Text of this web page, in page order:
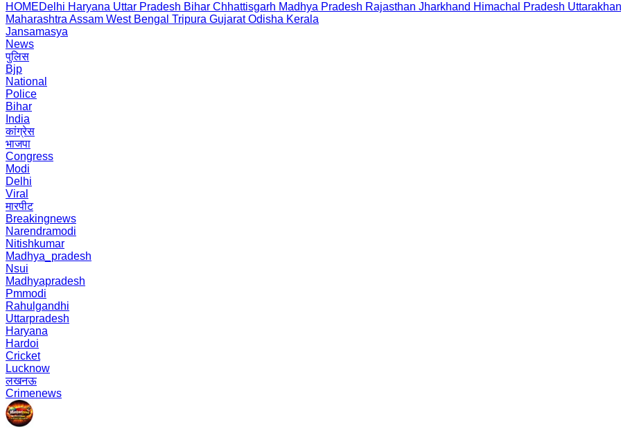
HOMEDelhi Haryana Uttar Pradesh Bihar Chhattisgarh Madhya Pradesh Rajasthan Jharkhand Himachal Pradesh
Maharashtra Assam West Bengal Tripura Gujarat Odisha Kerala
Jansamasya
News
पुलिस
Bjp
National
Police
Bihar
India
कांग्रेस
भाजपा
Congress
Modi
Delhi
Viral
मारपीट
Breakingnews
Narendramodi
Nitishkumar
Madhya_pradesh
Nsui
Madhyapradesh
Pmmodi
Rahulgandhi
Uttarpradesh
Haryana
Hardoi
Cricket
Lucknow
लखनऊ
Crimenews